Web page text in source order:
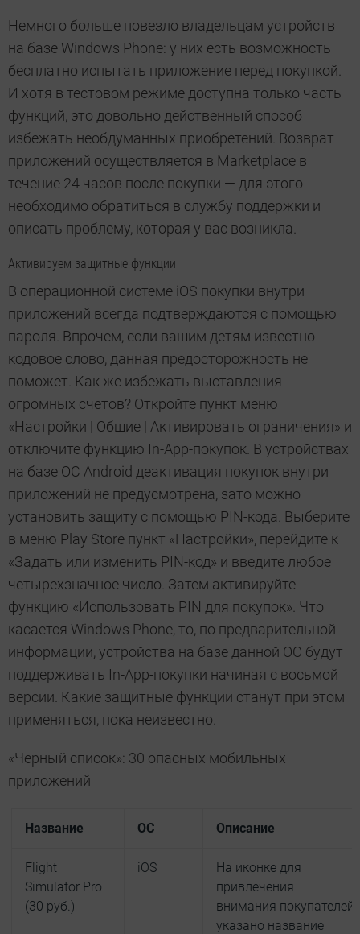
Немного больше повезло владельцам устройств
на базе Windows Phone: у них есть возможность
бесплатно испытать приложение перед покупкой.
И хотя в тестовом режиме доступна только часть
функций, это довольно действенный способ
избежать необдуманных приобретений. Возврат
приложений осуществляется в Marketplace в
течение 24 часов после покупки — для этого
необходимо обратиться в службу поддержки и
описать проблему, которая у вас возникла.
Активируем защитные функции
В операционной системе iOS покупки внутри
приложений всегда подтверждаются с помощью
пароля. Впрочем, если вашим детям известно
кодовое слово, данная предосторожность не
поможет. Как же избежать выставления
огромных счетов? Откройте пункт меню
«Настройки | Общие | Активировать ограничения» и
отключите функцию In-App-покупок. В устройствах
на базе ОС Android деактивация покупок внутри
приложений не предусмотрена, зато можно
установить защиту с помощью PIN-кода. Выберите
в меню Play Store пункт «Настройки», перейдите к
«Задать или изменить PIN-код» и введите любое
четырехзначное число. Затем активируйте
функцию «Использовать PIN для покупок». Что
касается Windows Phone, то, по предварительной
информации, устройства на базе данной ОС будут
поддерживать In-App-покупки начиная с восьмой
версии. Какие защитные функции станут при этом
применяться, пока неизвестно.
«Черный список»: 30 опасных мобильных
приложений
Название ОС Описание
Flight
Simulator Pro
(30 руб.)
iOS
На иконке для
привлечения
внимания покупателей
указано название